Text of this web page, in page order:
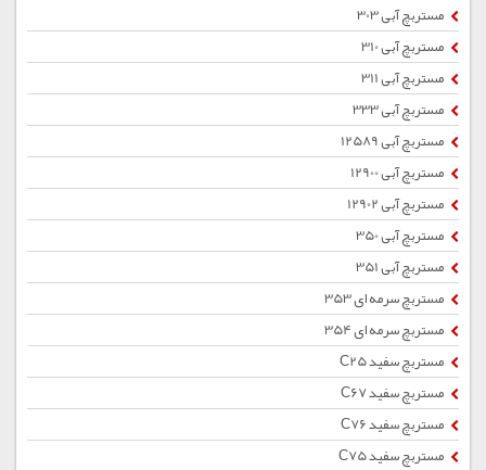
مستربچ آبی 303
مستربچ آبی 310
مستربچ آبی 311
مستربچ آبی 333
مستربچ آبی 12589
مستربچ آبی 12900
مستربچ آبی 12902
مستربچ آبی 350
مستربچ آبی 351
مستربچ سرمه ای 353
مستربچ سرمه ای 354
مستربچ سفید C25
مستربچ سفید C67
مستربچ سفید C76
مستربچ سفید C75